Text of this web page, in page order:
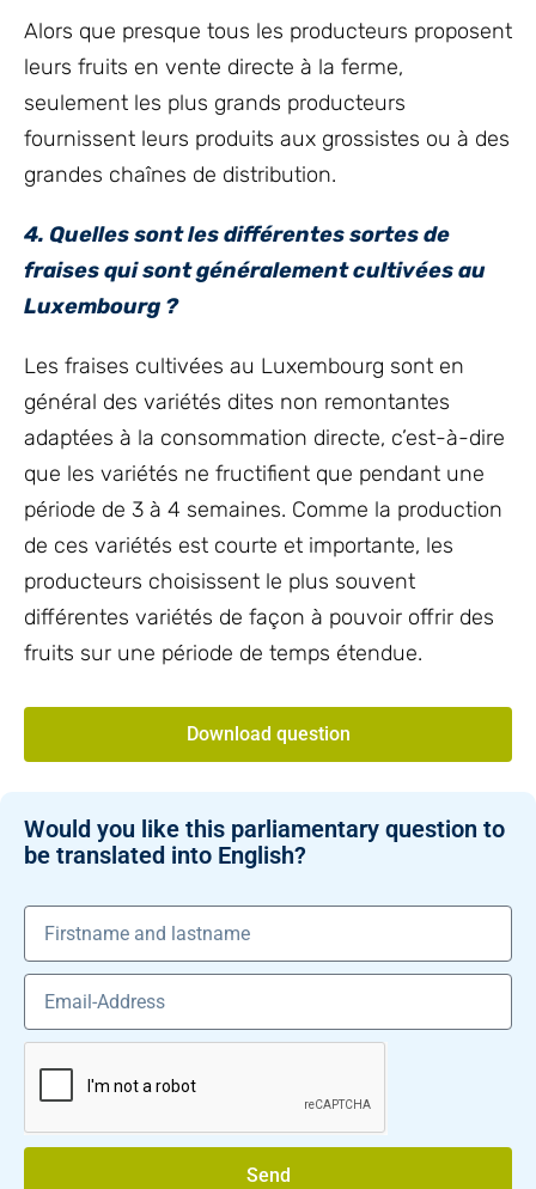
Alors que presque tous les producteurs proposent
leurs fruits en vente directe à la ferme,
seulement les plus grands producteurs
fournissent leurs produits aux grossistes ou à des
grandes chaînes de distribution.
4. Quelles sont les différentes sortes de
fraises qui sont généralement cultivées au
Luxembourg ?
Les fraises cultivées au Luxembourg sont en
général des variétés dites non remontantes
adaptées à la consommation directe, c’est-à-dire
que les variétés ne fructifient que pendant une
période de 3 à 4 semaines. Comme la production
de ces variétés est courte et importante, les
producteurs choisissent le plus souvent
différentes variétés de façon à pouvoir offrir des
fruits sur une période de temps étendue.
Download question
Would you like this parliamentary question to
be translated into English?
Send